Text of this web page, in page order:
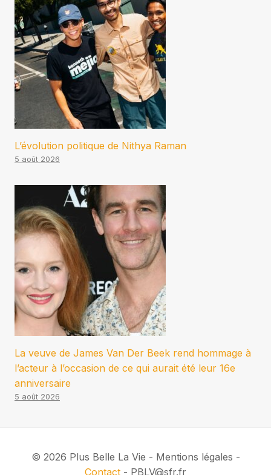
L’évolution politique de Nithya Raman
5 août 2026
La veuve de James Van Der Beek rend hommage à
l’acteur à l’occasion de ce qui aurait été leur 16e
anniversaire
5 août 2026
© 2026 Plus Belle La Vie - Mentions légales -
Contact - PBLV@sfr.fr